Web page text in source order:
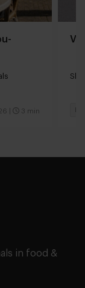
3 min
in food &